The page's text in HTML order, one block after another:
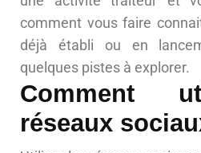
comment vous faire
déjà établi ou en
quelques pistes à explorer.
Comment
réseaux